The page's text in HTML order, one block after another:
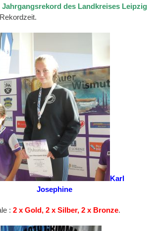
Jahrgangsrekord des Landkreises Leipzig
Karl
: 2 x Gold, 2 x Silber, 2 x Bronze.